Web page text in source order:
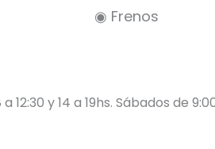
◉ Frenos
12:30 y 14 a 19hs. Sábados de